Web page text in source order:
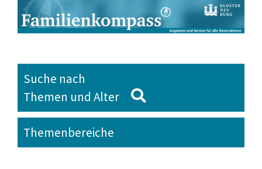
Suche nach
Themen und Alter
Themenbereiche